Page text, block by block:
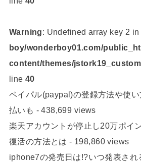
Warning: Undefined array key 2 in
boy/wonderboy01.com/
content/themes/
line 40
ペイパル(paypal)の登録方法や使
払いも - 438,699 views
楽天アカウントが停止し20万ポイ
復活の方法とは - 198,860 views
iphone7の発売日は!?いつ発表され